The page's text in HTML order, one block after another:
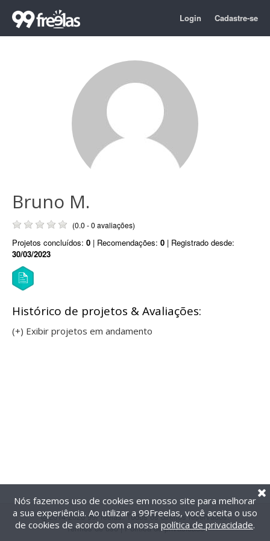
Login Cadastre-se
Bruno M.
(0.0 - 0 avaliações)
Projetos concluídos: 0 | Recomendações: 0 | Registrado desde:
30/03/2023
Histórico de projetos & Avaliações:
(+) Exibir projetos em andamento
@2014-2026 99Freelas. Todos os direitos reservados.
Termos de uso| Política de privacidade
Nós fazemos uso de cookies em nosso site para melhorar
a sua experiência. Ao utilizar a 99Freelas, você aceita o uso
de cookies de acordo com a nossa política de privacidade.